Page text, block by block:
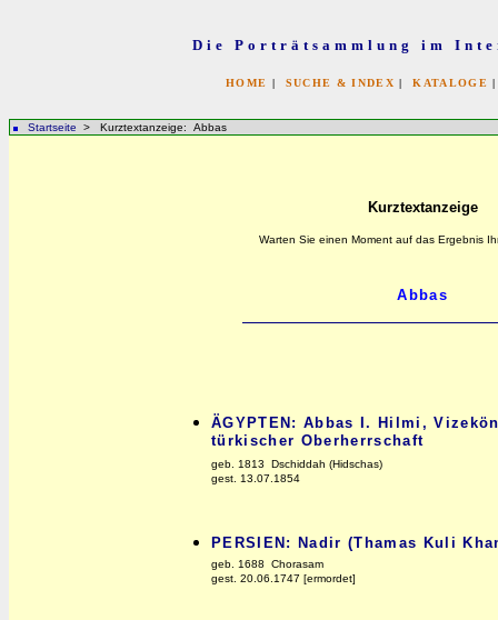
Die Porträtsammlung im
HOME | SUCHE & INDEX |KATALOGE
Startseite > Kurztextanzeige: Abbas
Kurztextanzeige
Warten Sie einen Moment auf das Ergebnis
ÄGYPTEN: Abbas I. Hilmi,
türkischer Oberherrschaft
geb. 1813 Dschiddah (Hidschas)
gest. 13.07.1854
PERSIEN: Nadir (Thamas Kuli
geb. 1688 Chorasam
gest. 20.06.1747 [ermordet]